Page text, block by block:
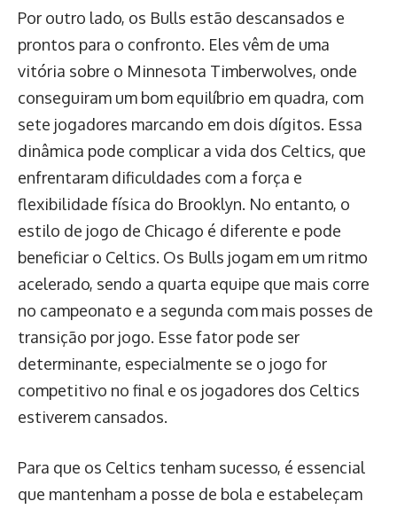
Por outro lado, os Bulls estão descansados e
prontos para o confronto. Eles vêm de uma
vitória sobre o Minnesota Timberwolves, onde
conseguiram um bom equilíbrio em quadra, com
sete jogadores marcando em dois dígitos. Essa
dinâmica pode complicar a vida dos Celtics, que
enfrentaram dificuldades com a força e
flexibilidade física do Brooklyn. No entanto, o
estilo de jogo de Chicago é diferente e pode
beneficiar o Celtics. Os Bulls jogam em um ritmo
acelerado, sendo a quarta equipe que mais corre
no campeonato e a segunda com mais posses de
transição por jogo. Esse fator pode ser
determinante, especialmente se o jogo for
competitivo no final e os jogadores dos Celtics
estiverem cansados.
Para que os Celtics tenham sucesso, é essencial
que mantenham a posse de bola e estabeleçam